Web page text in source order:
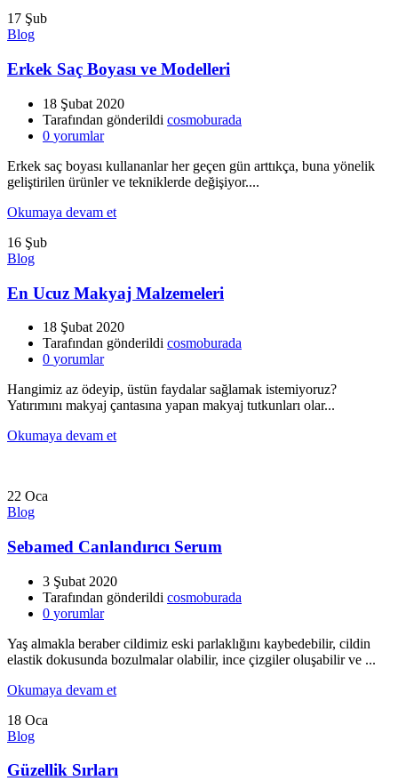
17 Şub
Blog
Erkek Saç Boyası ve Modelleri
18 Şubat 2020
Tarafından gönderildi cosmoburada
0 yorumlar
Erkek saç boyası kullananlar her geçen gün arttıkça, buna yönelik
geliştirilen ürünler ve tekniklerde değişiyor....
Okumaya devam et
16 Şub
Blog
En Ucuz Makyaj Malzemeleri
18 Şubat 2020
Tarafından gönderildi cosmoburada
0 yorumlar
Hangimiz az ödeyip, üstün faydalar sağlamak istemiyoruz?
Yatırımını makyaj çantasına yapan makyaj tutkunları olar...
Okumaya devam et
22 Oca
Blog
Sebamed Canlandırıcı Serum
3 Şubat 2020
Tarafından gönderildi cosmoburada
0 yorumlar
Yaş almakla beraber cildimiz eski parlaklığını kaybedebilir, cildin
elastik dokusunda bozulmalar olabilir, ince çizgiler oluşabilir ve ...
Okumaya devam et
18 Oca
Blog
Güzellik Sırları